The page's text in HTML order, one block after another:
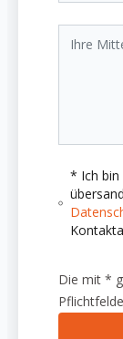
* Ich bin
Die mit *